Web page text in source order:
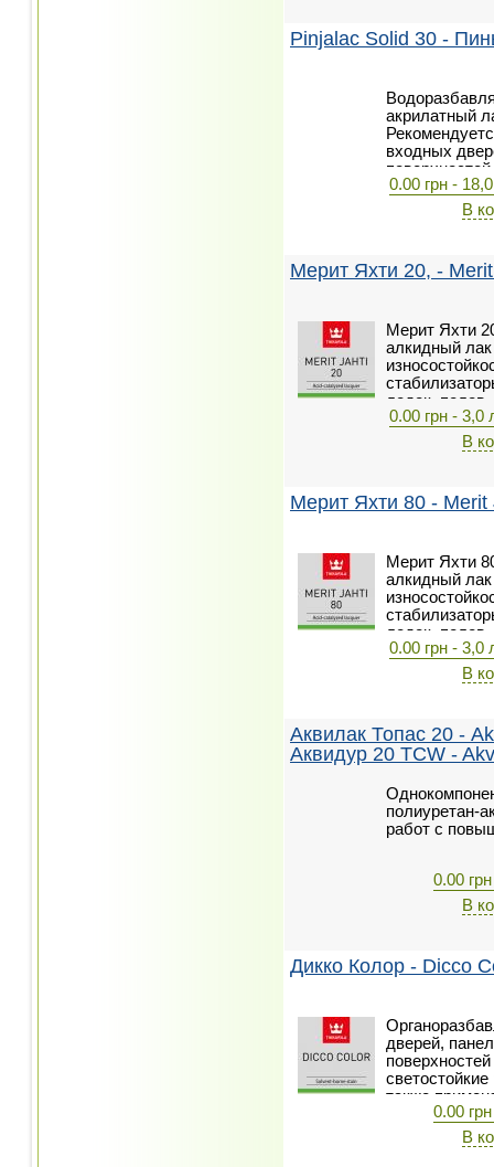
Pinjalac Solid 30 -
акрилатный
входных
поверхностей.
0.00 грн -
В
Мерит Яхти 20, -
Мерит Яхти
алкидный
лодок,
хорошая
средствам,
0.00 грн - 3,0
В
Мерит Яхти 80 - Merit
Мерит Яхти
алкидный
лодок,
хорошая
средствам,
0.00 грн - 3,0
В
Аквилак Топас 20 -
Аквидур 20 TCW -
полиуретан-
работ с
0.00
В
Дикко Колор - Dicco
дверей,
также
0.00
В